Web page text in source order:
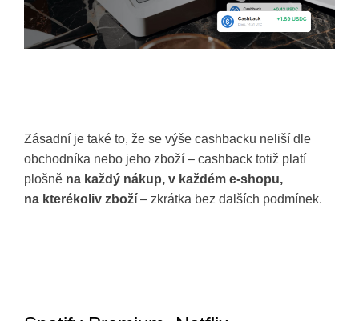
Zásadní je také to, že se výše cashbacku neliší dle
obchodníka nebo jeho zboží – cashback totiž platí
plošně na každý nákup, v každém e-shopu,
na kterékoliv zboží – zkrátka bez dalších podmínek.